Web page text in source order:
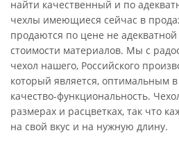
найти качественный и по
чехлы имеющиеся сейчас в
продаются по цене не адекватной
стоимости материалов. Мы с
чехол нашего, Российского
который является, оптимальным
качество-функциональность.
размерах и расцветках, так что
на свой вкус и на нужную длину.